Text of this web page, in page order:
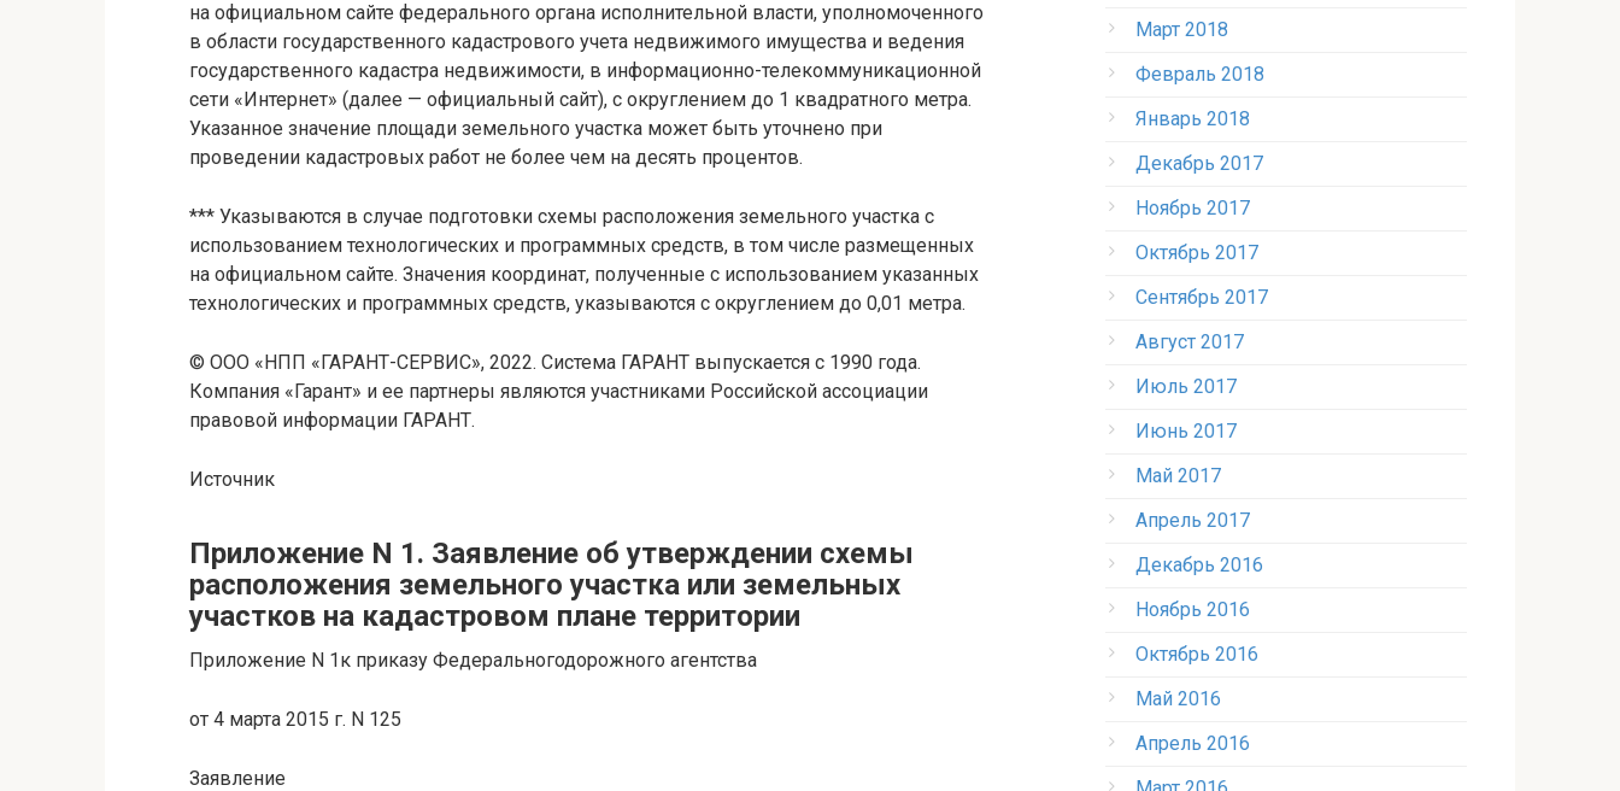
на официальном сайте федерального органа исполнительной власти, уполномоченного
в области государственного кадастрового учета недвижимого имущества и ведения
государственного кадастра недвижимости, в информационно-телекоммуникационной
сети «Интернет» (далее — официальный сайт), с округлением до 1 квадратного метра.
Указанное значение площади земельного участка может быть уточнено при
проведении кадастровых работ не более чем на десять процентов.
*** Указываются в случае подготовки схемы расположения земельного участка с
использованием технологических и программных средств, в том числе размещенных
на официальном сайте. Значения координат, полученные с использованием указанных
технологических и программных средств, указываются с округлением до 0,01 метра.
© ООО «НПП «ГАРАНТ-СЕРВИС», 2022. Система ГАРАНТ выпускается с 1990 года.
Компания «Гарант» и ее партнеры являются участниками Российской ассоциации
правовой информации ГАРАНТ.
Источник
Приложение N 1. Заявление об утверждении схемы
расположения земельного участка или земельных
участков на кадастровом плане территории
Приложение N 1к приказу Федеральногодорожного агентства
от 4 марта 2015 г. N 125
Заявление
Март 2018
Февраль 2018
Январь 2018
Декабрь 2017
Ноябрь 2017
Октябрь 2017
Сентябрь 2017
Август 2017
Июль 2017
Июнь 2017
Май 2017
Апрель 2017
Декабрь 2016
Ноябрь 2016
Октябрь 2016
Май 2016
Апрель 2016